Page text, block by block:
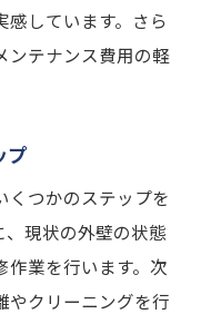
び
計
る庭の活用
に学ぶ
のポイント
外構の統合事例
しています。さら
ンテナンス費用の軽
プ
くつかのステップを
現状の外壁の状態
作業を行います。次
やクリーニングを行